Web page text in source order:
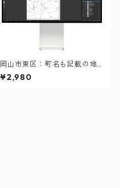
岡山市東区：町名も記載の地
図データ（PDF・Aiファイ
ル）
¥2,980